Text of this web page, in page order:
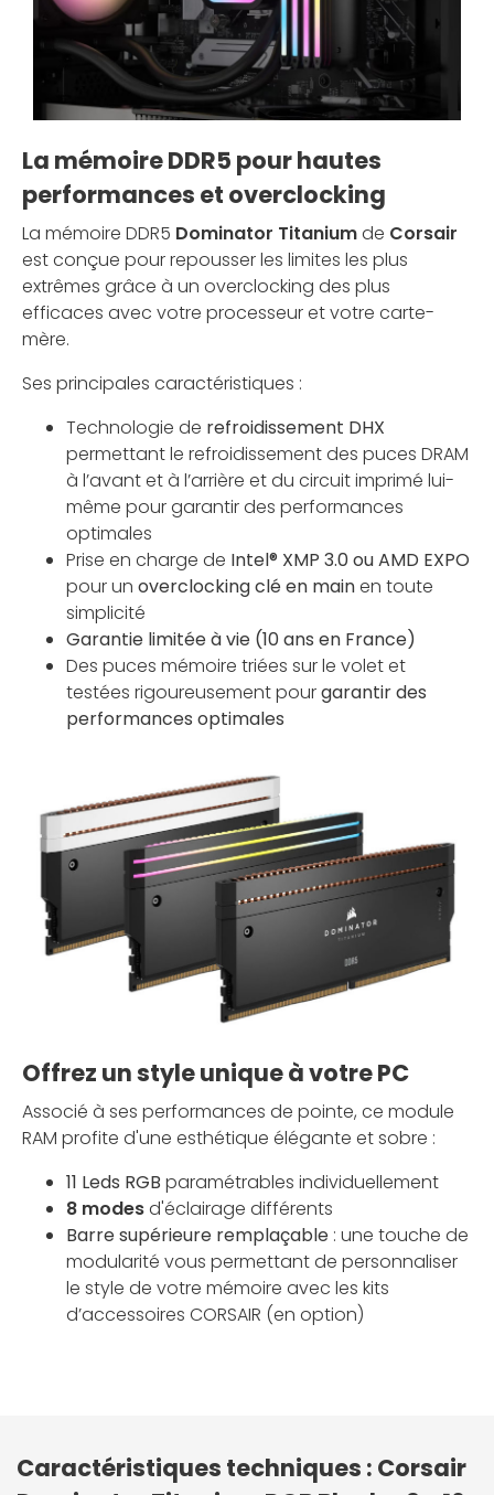
La mémoire DDR5 pour hautes
performances et overclocking
La mémoire DDR5 Dominator Titaniumde Corsair
est conçue pour repousser les limites les plus
extrêmes grâce à un overclocking des plus
efficaces avec votre processeur et votre carte-
mère.
Ses principales caractéristiques :
Technologie de refroidissement DHX
permettant le refroidissement des puces DRAM
à l’avant et à l’arrière et du circuit imprimé lui-
même pour garantir des performances
optimales
Prise en charge de Intel® XMP 3.0 ou AMD EXPO
pour un overclocking clé en mainen toute
simplicité
Garantie limitée à vie (10 ans en France)
Des puces mémoire triées sur le volet et
testées rigoureusement pourgarantir des
performances optimales
Offrez un style unique à votre PC
Associé à ses performances de pointe, ce module
RAM profite d'une esthétique élégante et sobre :
11 Leds RGB paramétrables individuellement
8 modesd'éclairage différents
Barre supérieure remplaçable : une touche de
modularité vous permettant de personnaliser
le style de votre mémoire avec les kits
d’accessoires CORSAIR (en option)
Caractéristiques techniques : Corsair